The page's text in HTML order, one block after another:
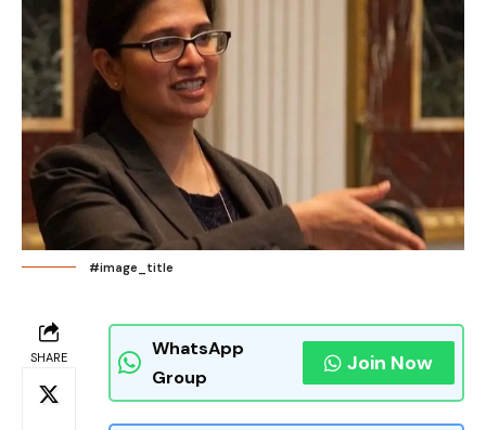
#image_title
SHARE
WhatsApp
Group
Join Now